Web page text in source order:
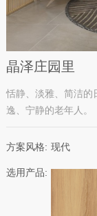
晶泽庄园里
恬静、淡雅、简洁的
逸、宁静的老年人。
方案风格: 现代
选用产品: